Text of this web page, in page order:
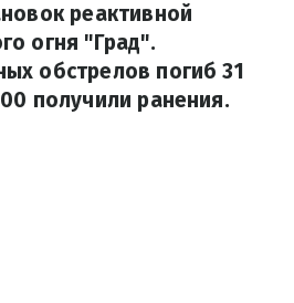
реактивной
огня "Град".
обстрелов погиб 31
получили ранения.